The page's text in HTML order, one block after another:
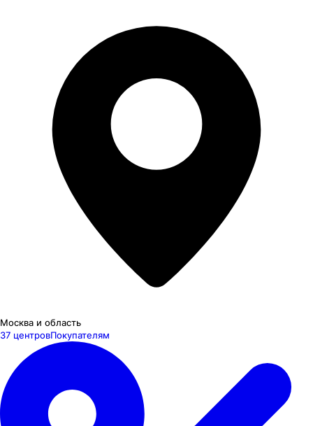
Москва и область
37 центровПокупателям